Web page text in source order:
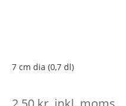
7 cm dia (0,7 dl)